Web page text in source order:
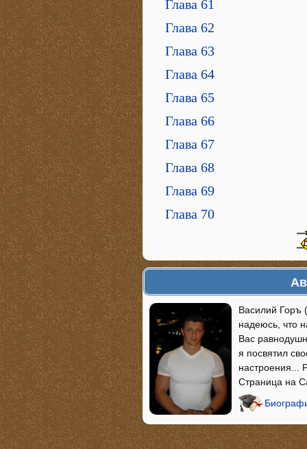
Глава 61
Глава 62
Глава 63
Глава 64
Глава 65
Глава 66
Глава 67
Глава 68
Глава 69
Глава 70
Василий Горъ
надеюсь, что
Вас
я посвятил
настроения...
Страница на